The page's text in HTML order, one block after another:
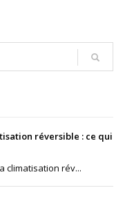
réversible : ce qui
climatisation rév...